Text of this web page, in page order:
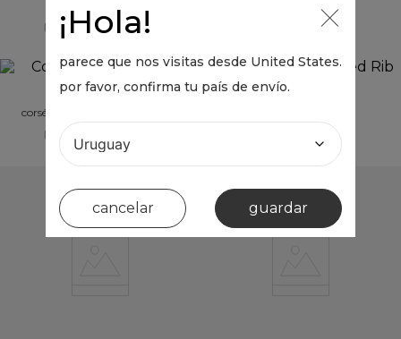
¡Hola!
parece que nos visitas desde United States.
por favor, confirma tu país de envío.
cancelar guardar
UYU 0
corsé black jeans sin tirantes
UYU 0